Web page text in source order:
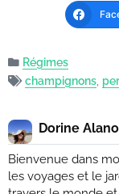
Régimes
champignons,
Dorine
Bienvenue dans
les voyages et le